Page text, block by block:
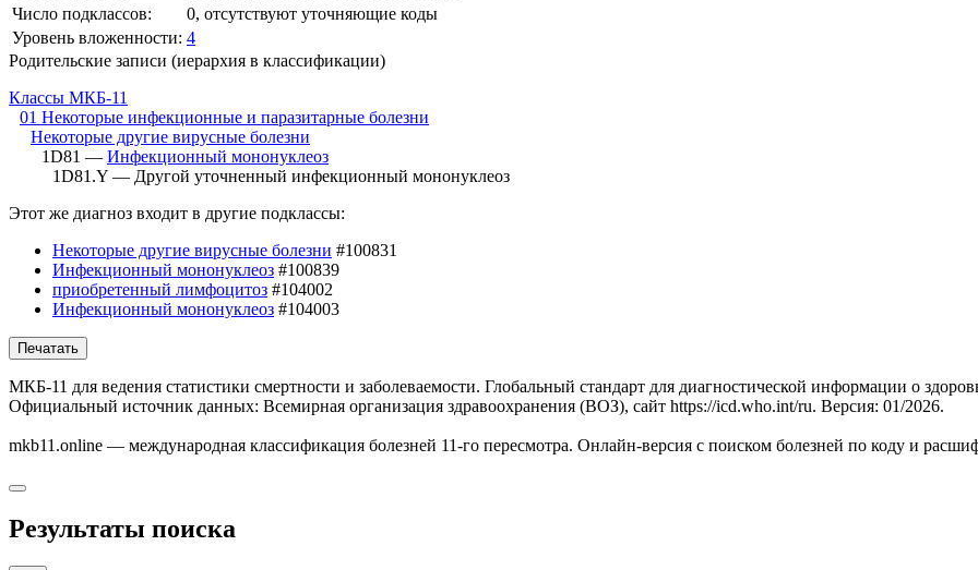
Число подклассов:
0, отсутствуют уточняющие коды
Уровень вложенности: 4
Родительские записи (иерархия в классификации)
Классы МКБ-11
01 Некоторые инфекционные и паразитарные болезни
Некоторые другие вирусные болезни
1D81 — Инфекционный мононуклеоз
1D81.Y — Другой уточненный инфекционный мононуклеоз
Этот же диагноз входит в другие подклассы:
Некоторые другие вирусные болезни #100831
Инфекционный мононуклеоз #100839
приобретенный лимфоцитоз #104002
Инфекционный мононуклеоз #104003
Печатать
МКБ-11 для ведения статистики смертности и заболеваемости. Глобальный стандарт для диагностической информации о
Официальный источник данных: Всемирная организация здравоохранения (ВОЗ), сайт https://icd.who.int/ru. Версия: 01/2026.
mkb11.online — международная классификация болезней 11-го пересмотра. Онлайн-версия с поиском болезней по коду и
Результаты поиска